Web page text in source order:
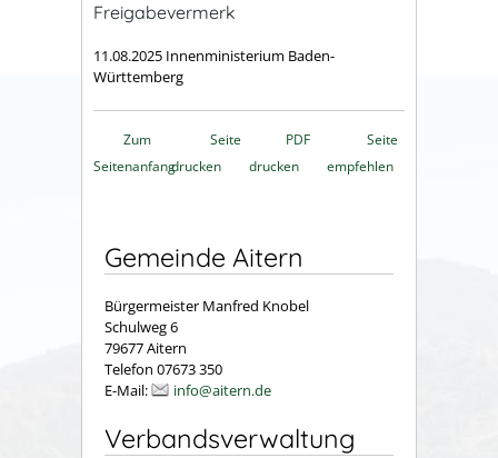
Freigabevermerk
11.08.2025 Innenministerium Baden-
Württemberg
Zum
Seitenanfang
Seite
drucken
PDF
drucken
Seite
empfehlen
Gemeinde Aitern
Bürgermeister Manfred Knobel
Schulweg 6
79677 Aitern
Telefon 07673 350
E-Mail:
info@aitern.de
Verbandsverwaltung